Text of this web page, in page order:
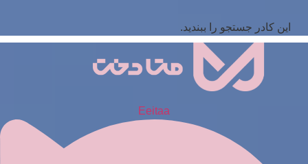
این کادر جستجو را ببندید.
Eeitaa